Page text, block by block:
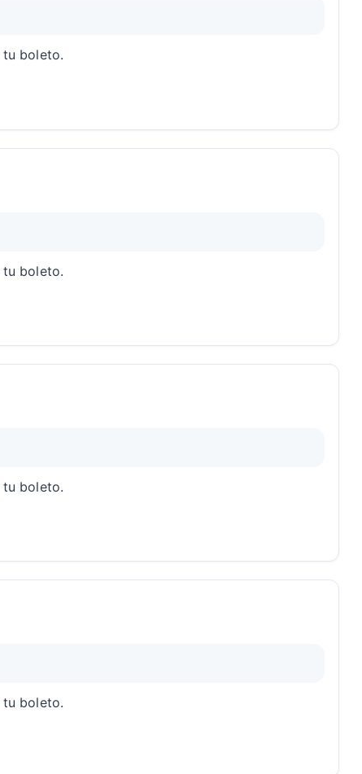
tu boleto.
tu boleto.
tu boleto.
tu boleto.